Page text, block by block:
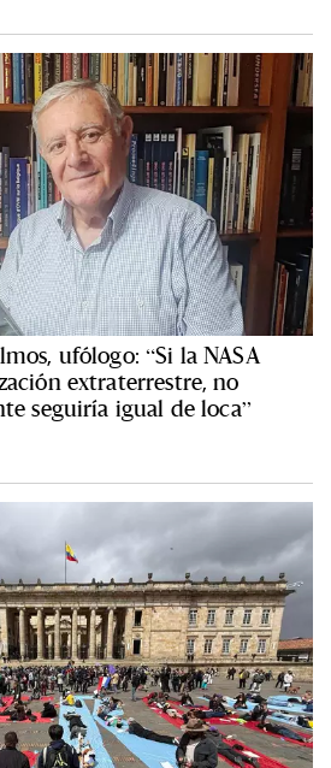
ufólogo: “Si la NASA
extraterrestre, no
seguiría igual de loca”